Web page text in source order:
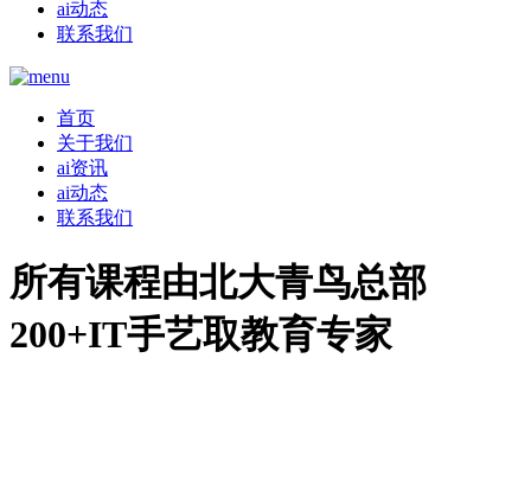
ai动态
联系我们
首页
关于我们
ai资讯
ai动态
联系我们
所有课程由北大青鸟总部
200+IT手艺取教育专家